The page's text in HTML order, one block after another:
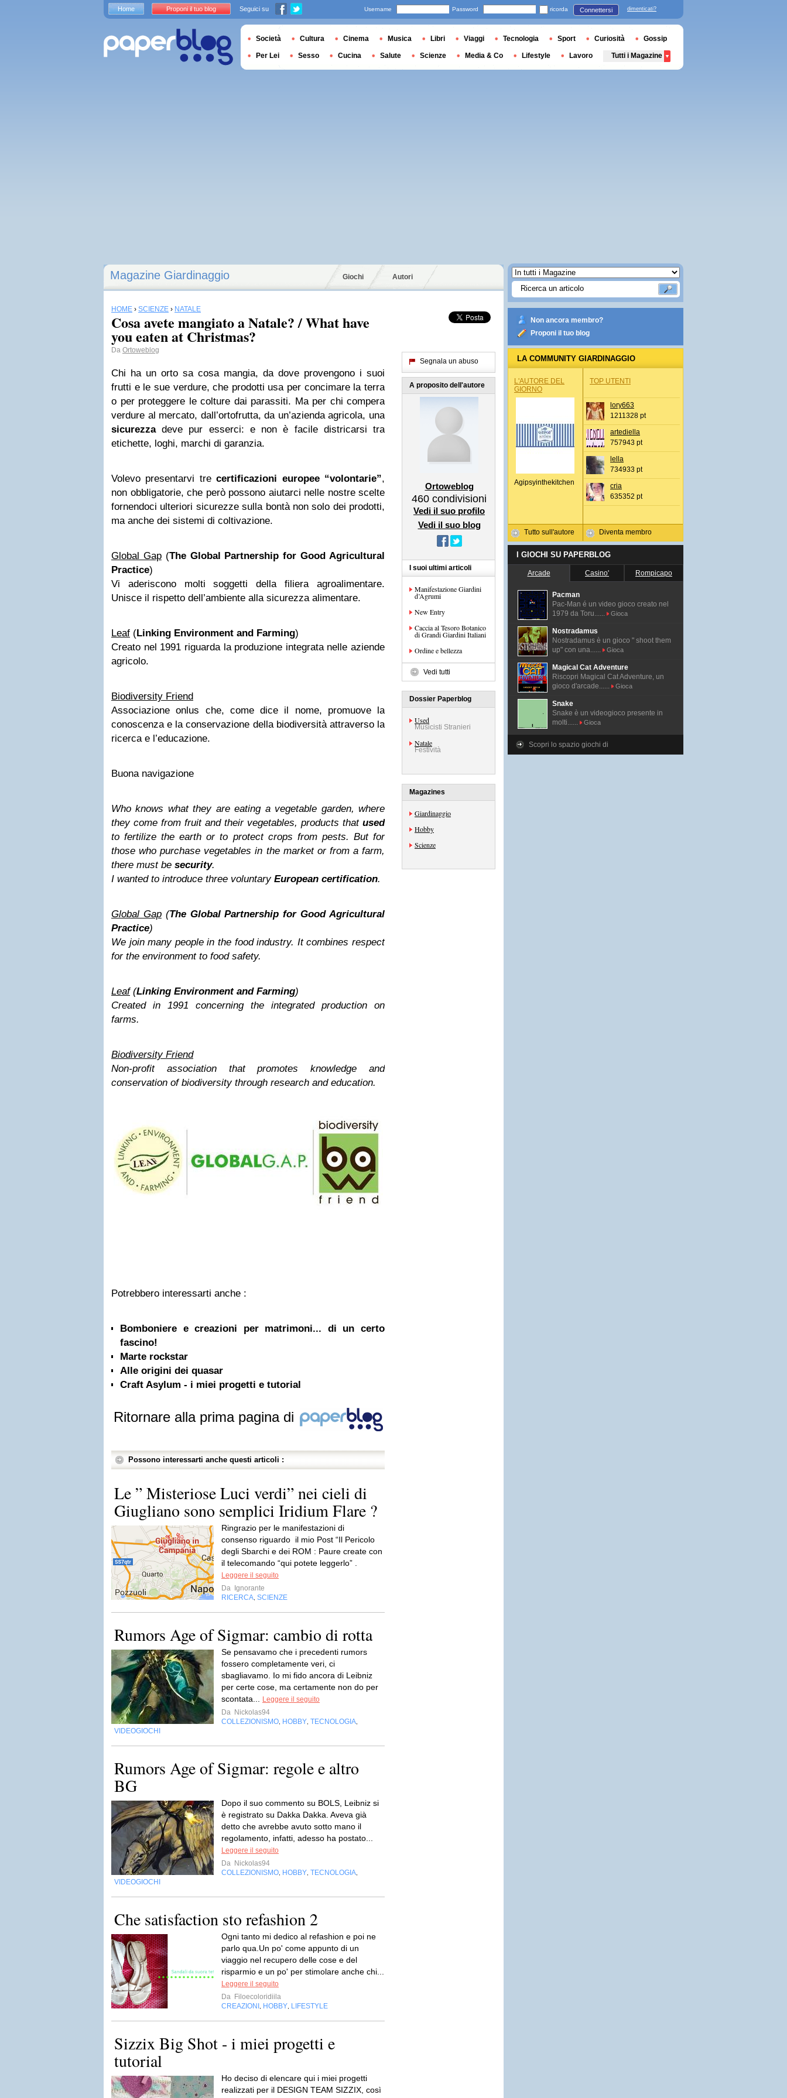
Magazine Giardinaggio Giochi Autori
HOME › SCIENZE › NATALE
Cosa avete mangiato a Natale? / What have
you eaten at Christmas?
Da Ortoweblog
Chi ha un orto sa cosa mangia, da dove provengono i suoi
frutti e le sue verdure, che prodotti usa per concimare la terra
o per proteggere le colture dai parassiti. Ma per chi compera
verdure al mercato, dall’ortofrutta, da un’azienda agricola, una
sicurezzadeve pur esserci: e non è facile districarsi tra
etichette, loghi, marchi di garanzia.
Volevo presentarvi trecertificazioni europee “volontarie”,
non obbligatorie, che però possono aiutarci nelle nostre scelte
fornendoci ulteriori sicurezze sulla bontà non solo dei prodotti,
ma anche dei sistemi di coltivazione.
Global Gap(The Global Partnership for Good Agricultural
Practice)
Vi aderiscono molti soggetti della filiera agroalimentare.
Unisce il rispetto dell’ambiente alla sicurezza alimentare.
Leaf (Linking Environment and Farming)
Creato nel 1991 riguarda la produzione integrata nelle aziende
agricolo.
Biodiversity Friend
Associazione onlus che, come dice il nome, promuove la
conoscenza e la conservazione della biodiversità attraverso la
ricerca e l’educazione.
Buona navigazione
Who knows what they are eating a vegetable garden, where
they come from fruit and their vegetables, products that used
to fertilize the earth or to protect crops from pests. But for
those who purchase vegetables in the market or from a farm,
there must be security.
I wanted to introduce three voluntary European certification.
Global Gap(The Global Partnership for Good Agricultural
Practice)
We join many people in the food industry. It combines respect
for the environment to food safety.
Leaf(Linking Environment and Farming)
Created in 1991 concerning the integrated production on
farms.
Biodiversity Friend
Non-profit association that promotes knowledge and
conservation of biodiversity through research and education.
Potrebbero interessarti anche :
Bomboniere e creazioni per matrimoni... di un certo
fascino!
Marte rockstar
Alle origini dei quasar
Craft Asylum - i miei progetti e tutorial
Ritornare alla prima pagina di
Possono interessarti anche questi articoli :
Le ” Misteriose Luci verdi” nei cieli di
Giugliano sono semplici Iridium Flare ?
Ringrazio per le manifestazioni di
consenso riguardo il mio Post “Il Pericolo
degli Sbarchi e dei ROM : Paure create con
il telecomando “qui potete leggerlo” .
Leggere il seguito
Da
Ignorante
RICERCA SCIENZE
Rumors Age of Sigmar: cambio di rotta
Se pensavamo che i precedenti rumors
fossero completamente veri, ci
sbagliavamo. Io mi fido ancora di Leibniz
per certe cose, ma certamente non do per
scontata...
Leggere il seguito
Da Nickolas94
COLLEZIONISMO HOBBY TECNOLOGIA
VIDEOGIOCHI
Rumors Age of Sigmar: regole e altro
BG
Dopo il suo commento su BOLS, Leibniz si
è registrato su Dakka Dakka. Aveva già
detto che avrebbe avuto sotto mano il
regolamento, infatti, adesso ha postato...
Leggere il seguito
Da Nickolas94
COLLEZIONISMO HOBBY TECNOLOGIA
VIDEOGIOCHI
Che satisfaction sto refashion 2
Ogni tanto mi dedico al refashion e poi ne
parlo qua.Un po' come appunto di un
viaggio nel recupero delle cose e del
risparmio e un po' per stimolare anche chi...
Leggere il seguito
Da Filoecoloridiila
CREAZIONI
HOBBY LIFESTYLE
Sizzix Big Shot - i miei progetti e
tutorial
Ho deciso di elencare qui i miei progetti
realizzati per il DESIGN TEAM SIZZIX, così
Segnala un abuso
A proposito dell'autore
Ortoweblog
460 condivisioni
Vedi il suo profilo
Vedi il suo blog
I suoi ultimi articoli
Manifestazione Giardini
d’Agrumi
New Entry
Caccia al Tesoro Botanico
di Grandi Giardini Italiani
Ordine e bellezza
Vedi tutti
Dossier Paperblog
Used
Musicisti Stranieri
Natale
Festività
Magazines
Giardinaggio
Hobby
Scienze
Non ancora membro?
Proponi il tuo blog
LA COMMUNITY GIARDINAGGIO
L'AUTORE DEL
GIORNO
Agipsyinthekitchen
Tutto sull'autore
TOP UTENTI
lory663
1211328 pt
artediella
757943 pt
lella
734933 pt
cria
635352 pt
Diventa membro
I GIOCHI SU PAPERBLOG
Arcade Casino' Rompicapo
Pacman
Pac-Man é un video gioco creato nel
1979 da Toru......
Gioca
Nostradamus
Nostradamus è un gioco " shoot them
up" con una......
Gioca
Magical Cat Adventure
Riscopri Magical Cat Adventure, un
gioco d'arcade......
Gioca
Snake
Snake è un videogioco presente in
molti......
Gioca
Scopri lo spazio giochi di
Home Proponi il tuo blog Seguici su Username Password ricorda Connettersi dimenticati?
Società Cultura Cinema Musica Libri Viaggi Tecnologia Sport Curiosità Gossip
Per Lei Sesso Cucina Salute Scienze Media & Co Lifestyle Lavoro Tutti i Magazine